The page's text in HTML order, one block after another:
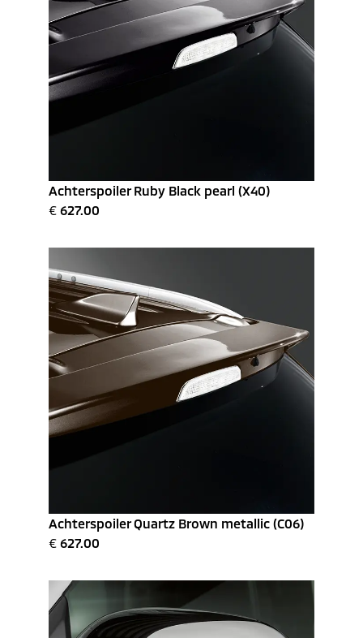
Achterspoiler Ruby Black pearl (X40)
€ 627.00
Achterspoiler Quartz Brown metallic (C06)
€ 627.00